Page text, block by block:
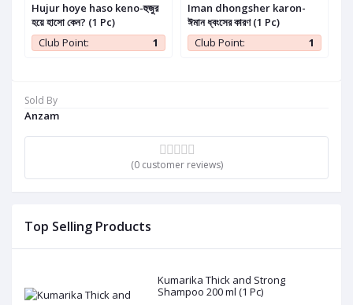
Sold By
Anzam
(0 customer reviews)
Top Selling Products
Kumarika Thick and Strong
Shampoo 200 ml (1 Pc)
Hujur hoye haso keno-হুজুর
হয়ে হাসো কেন? (1 Pc)
Club Point:
1
Iman dhongsher karon-
ঈমান ধ্বংসের কারণ (1 Pc)
Club Point:
1